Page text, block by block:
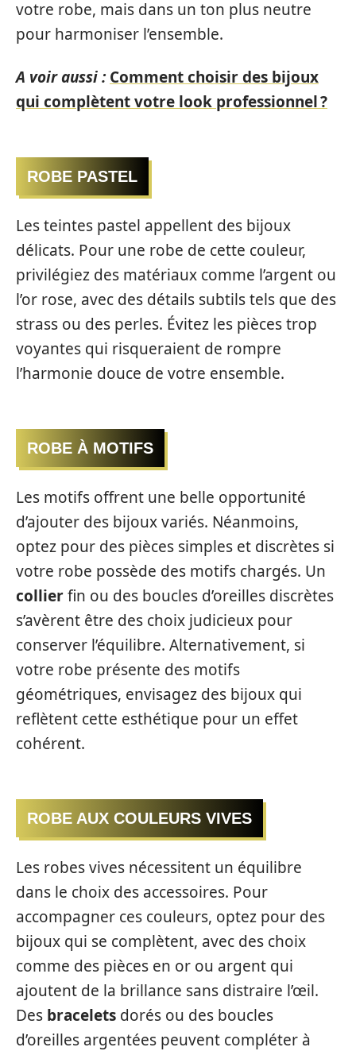
votre robe, mais dans un ton plus neutre
pour harmoniser l’ensemble.
A voir aussi : Comment choisir des bijoux
qui complètent votre look professionnel ?
ROBE PASTEL
Les teintes pastel appellent des bijoux
délicats. Pour une robe de cette couleur,
privilégiez des matériaux comme l’argent ou
l’or rose, avec des détails subtils tels que des
strass ou des perles. Évitez les pièces trop
voyantes qui risqueraient de rompre
l’harmonie douce de votre ensemble.
ROBE À MOTIFS
Les motifs offrent une belle opportunité
d’ajouter des bijoux variés. Néanmoins,
optez pour des pièces simples et discrètes si
votre robe possède des motifs chargés. Un
collierfin ou des boucles d’oreilles discrètes
s’avèrent être des choix judicieux pour
conserver l’équilibre. Alternativement, si
votre robe présente des motifs
géométriques, envisagez des bijoux qui
reflètent cette esthétique pour un effet
cohérent.
ROBE AUX COULEURS VIVES
Les robes vives nécessitent un équilibre
dans le choix des accessoires. Pour
accompagner ces couleurs, optez pour des
bijoux qui se complètent, avec des choix
comme des pièces en or ou argent qui
ajoutent de la brillance sans distraire l’œil.
Des bracelets dorés ou des boucles
d’oreilles argentées peuvent compléter à